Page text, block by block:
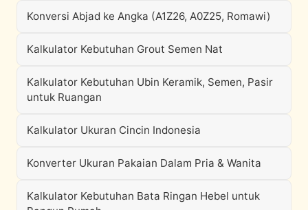
Konversi Abjad ke Angka (A1Z26, A0Z25, Romawi)
Kalkulator Kebutuhan Grout Semen Nat
Kalkulator Kebutuhan Ubin Keramik, Semen, Pasir
untuk Ruangan
Kalkulator Ukuran Cincin Indonesia
Konverter Ukuran Pakaian Dalam Pria & Wanita
Kalkulator Kebutuhan Bata Ringan Hebel untuk